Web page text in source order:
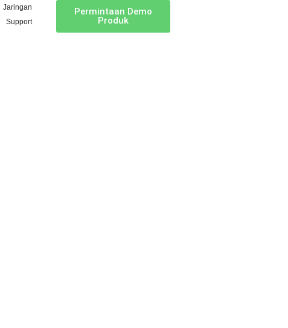
Jaringan
Support
Permintaan Demo
Produk